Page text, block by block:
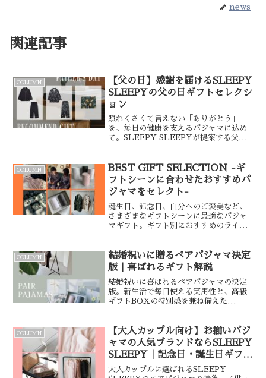
news
関連記事
COLUMN
【父の日】感謝を届けるSLEEPY
SLEEPYの父の日ギフトセレクシ
ョン
照れくさくて言えない「ありがとう」
を、毎日の健康を支えるパジャマに込め
て。SLEEPY SLEEPYが提案する父の
フトなど、お父さまの休息を彩るアイテ
ムを厳選。
COLUMN
BEST GIFT SELECTION -ギ
フトシーンに合わせたおすすめパ
ジャマをセレクト-
誕生日、記念日、自分へのご褒美など、
さまざまなギフトシーンに最適なパジャ
マギフト。ギフト別におすすめのライン
OFFフェア開催中！初めてSLEEPY
SLEEPY...
COLUMN
結婚祝いに贈るペアパジャマ決定
版｜喜ばれるギフト解説
結婚祝いに喜ばれるペアパジャマの決定
版。新生活で毎日使える実用性と、高級
ギフトBOXの特別感を兼ね備えた
サテン・フラワーなど相手に合わせた選
び方を解説。
COLUMN
【大人カップル向け】お揃いパジ
ャマの人気ブランドならSLEEPY
SLEEPY｜記念日・誕生日ギフト
に
大人カップルに選ばれるSLEEPY